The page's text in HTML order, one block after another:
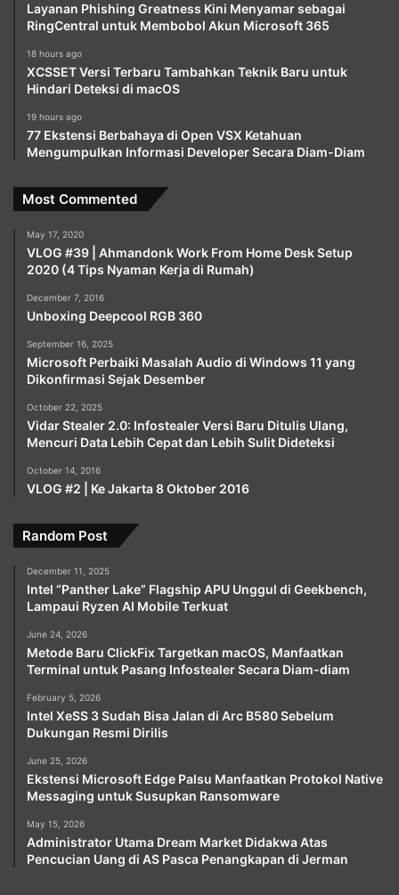
Layanan Phishing Greatness Kini Menyamar sebagai
RingCentral untuk Membobol Akun Microsoft 365
18 hours ago
XCSSET Versi Terbaru Tambahkan Teknik Baru untuk
Hindari Deteksi di macOS
19 hours ago
77 Ekstensi Berbahaya di Open VSX Ketahuan
Mengumpulkan Informasi Developer Secara Diam-Diam
Most Commented
May 17, 2020
VLOG #39 | Ahmandonk Work From Home Desk Setup
2020 (4 Tips Nyaman Kerja di Rumah)
December 7, 2016
Unboxing Deepcool RGB 360
September 16, 2025
Microsoft Perbaiki Masalah Audio di Windows 11 yang
Dikonfirmasi Sejak Desember
October 22, 2025
Vidar Stealer 2.0: Infostealer Versi Baru Ditulis Ulang,
Mencuri Data Lebih Cepat dan Lebih Sulit Dideteksi
October 14, 2016
VLOG #2 | Ke Jakarta 8 Oktober 2016
Random Post
December 11, 2025
Intel “Panther Lake” Flagship APU Unggul di Geekbench,
Lampaui Ryzen AI Mobile Terkuat
June 24, 2026
Metode Baru ClickFix Targetkan macOS, Manfaatkan
Terminal untuk Pasang Infostealer Secara Diam-diam
February 5, 2026
Intel XeSS 3 Sudah Bisa Jalan di Arc B580 Sebelum
Dukungan Resmi Dirilis
June 25, 2026
Ekstensi Microsoft Edge Palsu Manfaatkan Protokol Native
Messaging untuk Susupkan Ransomware
May 15, 2026
Administrator Utama Dream Market Didakwa Atas
Pencucian Uang di AS Pasca Penangkapan di Jerman